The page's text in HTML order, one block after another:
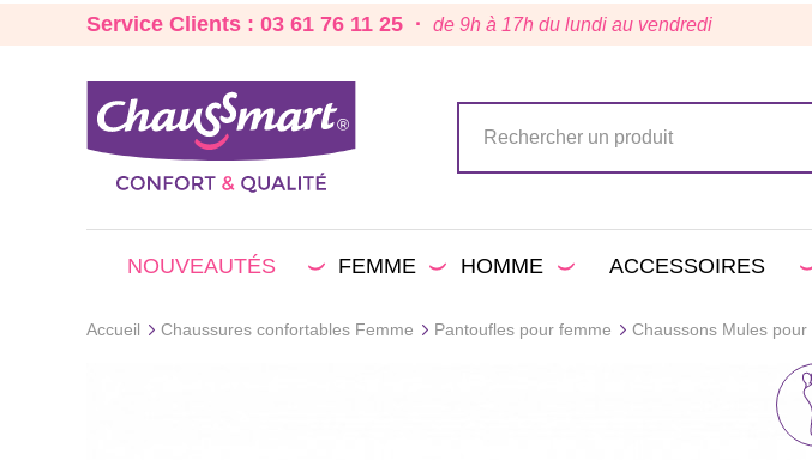
Service Clients : 03 61 76 11 25 · de 9h à 17h du lundi au vendredi
NOUVEAUTÉS FEMME HOMME ACCESSOIRES
Accueil Chaussures confortables Femme Pantoufles pour femme Chaussons Mules pour